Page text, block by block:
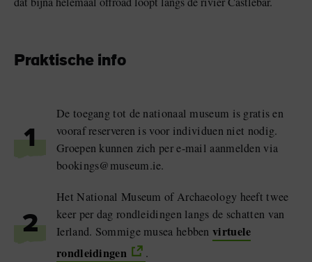
Praktische info
1
De toegang tot de nationaal museum is gratis en
vooraf reserveren is voor individuen niet nodig.
Groepen kunnen zich per e-mail aanmelden via
bookings@museum.ie.
2
Het National Museum of Archaeology heeft twee
keer per dag rondleidingen langs de schatten van
Ierland. Sommige musea hebbenvirtuele
rondleidingen
.